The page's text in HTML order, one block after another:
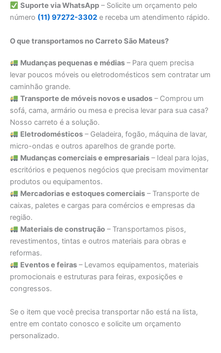
Suporte via WhatsApp– Solicite um orçamento pelo
número (11) 97272-3302 e receba um atendimento rápido.
O que transportamos no Carreto São Mateus?
Mudanças pequenas e médias– Para quem precisa
levar poucos móveis ou eletrodomésticos sem contratar um
caminhão grande.
Transporte de móveis novos e usados– Comprou um
sofá, cama, armário ou mesa e precisa levar para sua casa?
Nosso carreto é a solução.
Eletrodomésticos– Geladeira, fogão, máquina de lavar,
micro-ondas e outros aparelhos de grande porte.
Mudanças comerciais e empresariais– Ideal para lojas,
escritórios e pequenos negócios que precisam movimentar
produtos ou equipamentos.
Mercadorias e estoques comerciais– Transporte de
caixas, paletes e cargas para comércios e empresas da
região.
Materiais de construção– Transportamos pisos,
revestimentos, tintas e outros materiais para obras e
reformas.
Eventos e feiras– Levamos equipamentos, materiais
promocionais e estruturas para feiras, exposições e
congressos.
Se o item que você precisa transportar não está na lista,
entre em contato conosco e solicite um orçamento
personalizado.